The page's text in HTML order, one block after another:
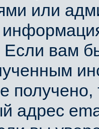
или
Если вам
получено,
адрес